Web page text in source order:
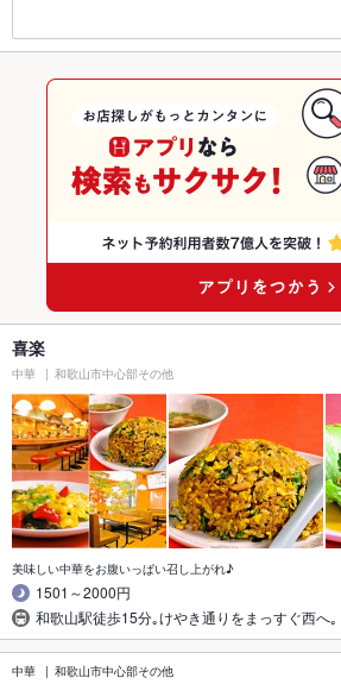
喜楽
中華 和歌山市中心部その他
美味しい中華をお腹いっぱい召し上がれ♪
1501～2000円
和歌山駅徒歩15分｡けやき通りをまっすぐ西へ｡
中華 和歌山市中心部その他